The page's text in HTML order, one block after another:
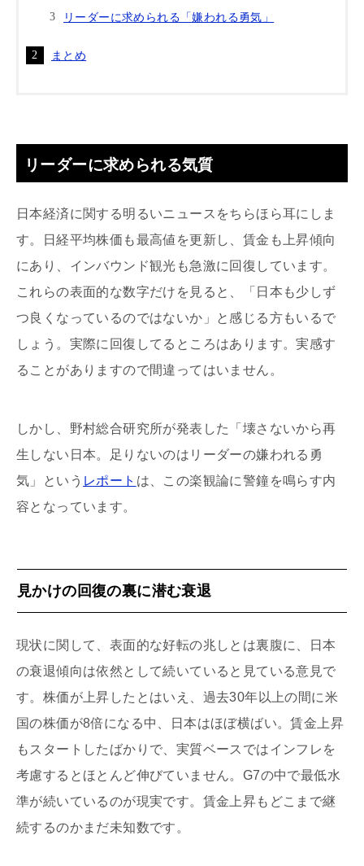
リーダーに求められる「嫌われる勇気」
まとめ
リーダーに求められる気質
日本経済に関する明るいニュースをちらほら耳にしま
す。日経平均株価も最高値を更新し、賃金も上昇傾向
にあり、インバウンド観光も急激に回復しています。
これらの表面的な数字だけを見ると、「日本も少しず
つ良くなっているのではないか」と感じる方もいるで
しょう。実際に回復してるところはあります。実感す
ることがありますので間違ってはいません。
しかし、野村総合研究所が発表した「壊さないから再
生しない日本。足りないのはリーダーの嫌われる勇
気」という レポート は、この楽観論に警鐘を鳴らす内
容となっています。
見かけの回復の裏に潜む衰退
現状に関して、表面的な好転の兆しとは裏腹に、日本
の衰退傾向は依然として続いていると見ている意見で
す。株価が上昇したとはいえ、過去30年以上の間に米
国の株価が8倍になる中、日本はほぼ横ばい。賃金上昇
もスタートしたばかりで、実質ベースではインフレを
考慮するとほとんど伸びていません。G7の中で最低水
準が続いているのが現実です。賃金上昇もどこまで継
続するのかまだ未知数です。